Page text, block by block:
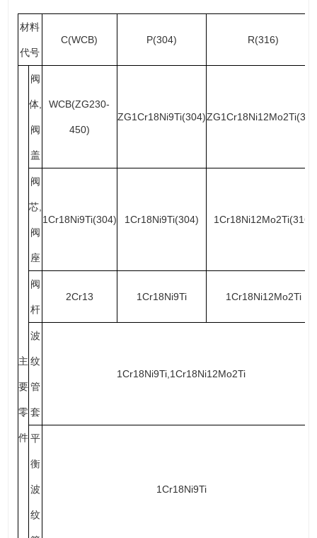
材料
代号
C(WCB) P(304) R(316)
主
要
零
件
阀
体,
阀
盖
WCB(ZG230-
450)
ZG1Cr18Ni9Ti(304)
阀
芯,
阀
座
1Cr18Ni9Ti(304) 1Cr18Ni9Ti(304) 1Cr18Ni12Mo2Ti(316)
阀
杆
2Cr13 1Cr18Ni9Ti 1Cr18Ni12Mo2Ti
波
纹
管
套
1Cr18Ni9Ti,1Cr18Ni12Mo2Ti
平
衡
波
纹
1Cr18Ni9Ti